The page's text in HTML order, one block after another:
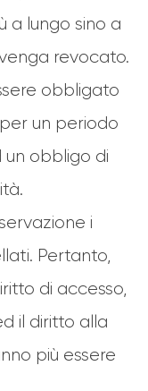
a lungo sino a
revocato.
obbligato
un periodo
obbligo di
i
Pertanto,
di accesso,
il diritto alla
più essere